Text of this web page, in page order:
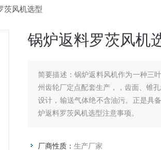
茨风机选型
锅炉返料罗茨风机
简要描述： 锅炉返料风机作为一种三
州齿轮厂定点配套生产，，齿面、锥
设计，输送气体绝不含油污。正是具
炉返料罗茨风机选型注意事项。
厂商性质： 生产厂家